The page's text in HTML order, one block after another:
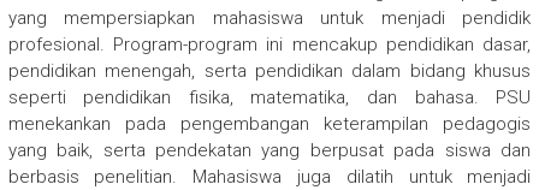
yang mempersiapkan mahasiswa untuk menjadi pendidik
profesional. Program-program ini mencakup pendidikan dasar,
pendidikan menengah, serta pendidikan dalam bidang khusus
seperti pendidikan fisika, matematika, dan bahasa. PSU
menekankan pada pengembangan keterampilan pedagogis
yang baik, serta pendekatan yang berpusat pada siswa dan
berbasis penelitian. Mahasiswa juga dilatih untuk menjadi